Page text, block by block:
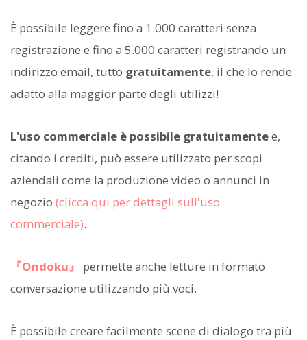
È possibile leggere fino a 1.000 caratteri senza
registrazione e fino a 5.000 caratteri registrando un
indirizzo email, tutto gratuitamente, il che lo rende
adatto alla maggior parte degli utilizzi!
L'uso commerciale è possibile gratuitamentee,
citando i crediti, può essere utilizzato per scopi
aziendali come la produzione video o annunci in
negozio (clicca qui per dettagli sull'uso
commerciale).
『Ondoku』
permette anche letture in formato
conversazione utilizzando più voci.
È possibile creare facilmente scene di dialogo tra più